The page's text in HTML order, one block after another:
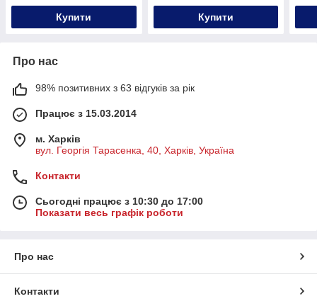
Купити Купити
Про нас
98% позитивних з 63 відгуків за рік
Працює з 15.03.2014
м. Харків
вул. Георгія Тарасенка, 40, Харків, Україна
Контакти
Сьогодні працює з 10:30 до 17:00
Показати весь графік роботи
Про нас
Контакти